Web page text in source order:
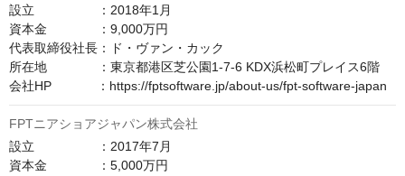
設立　　　　　：2018年1月
資本金　　　　：9,000万円
代表取締役社長：ド・ヴァン・カック
所在地　　　　：東京都港区芝公園1-7-6 KDX浜松町プレイス6階
会社HP　　　  ：https://fptsoftware.jp/about-us/fpt-software-japan
FPTニアショアジャパン株式会社
設立　　　　　：2017年7月
資本金　　　　：5,000万円